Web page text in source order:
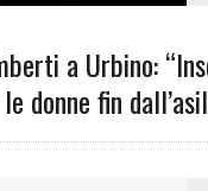
a Urbino:
donne fin